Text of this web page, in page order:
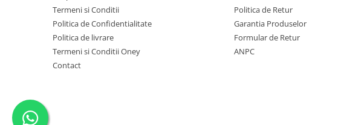
Termeni si Conditii
Politica de Confidentialitate
Politica de livrare
Termeni si Conditii Oney
Contact
Politica de Retur
Garantia Produselor
Formular de Retur
ANPC